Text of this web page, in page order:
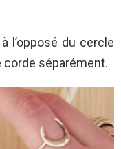
l’opposé du cercle
corde séparément.